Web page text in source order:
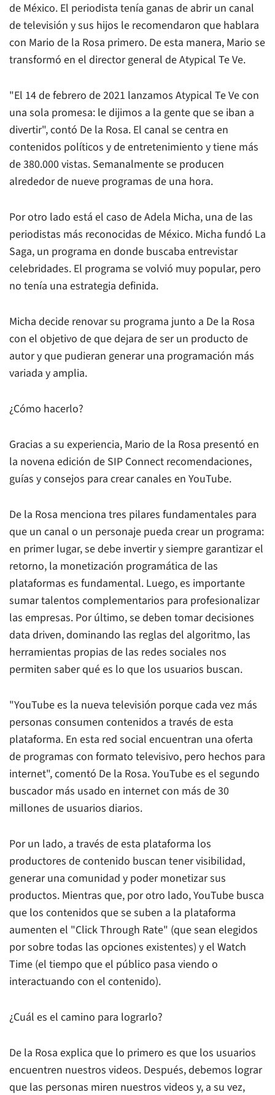
de México. El periodista tenía ganas de abrir un canal
de televisión y sus hijos le recomendaron que hablara
con Mario de la Rosa primero. De esta manera, Mario se
transformó en el director general de Atypical Te Ve.
"El 14 de febrero de 2021 lanzamos Atypical Te Ve con
una sola promesa: le dijimos a la gente que se iban a
divertir", contó De la Rosa. El canal se centra en
contenidos políticos y de entretenimiento y tiene más
de 380.000 vistas. Semanalmente se producen
alrededor de nueve programas de una hora.
Por otro lado está el caso de Adela Micha, una de las
periodistas más reconocidas de México. Micha fundó La
Saga, un programa en donde buscaba entrevistar
celebridades. El programa se volvió muy popular, pero
no tenía una estrategia definida.
Micha decide renovar su programa junto a De la Rosa
con el objetivo de que dejara de ser un producto de
autor y que pudieran generar una programación más
variada y amplia.
¿Cómo hacerlo?
Gracias a su experiencia, Mario de la Rosa presentó en
la novena edición de SIP Connect recomendaciones,
guías y consejos para crear canales en YouTube.
De la Rosa menciona tres pilares fundamentales para
que un canal o un personaje pueda crear un programa:
en primer lugar, se debe invertir y siempre garantizar el
retorno, la monetización programática de las
plataformas es fundamental. Luego, es importante
sumar talentos complementarios para profesionalizar
las empresas. Por último, se deben tomar decisiones
data driven, dominando las reglas del algoritmo, las
herramientas propias de las redes sociales nos
permiten saber qué es lo que los usuarios buscan.
"YouTube es la nueva televisión porque cada vez más
personas consumen contenidos a través de esta
plataforma. En esta red social encuentran una oferta
de programas con formato televisivo, pero hechos para
internet", comentó De la Rosa. YouTube es el segundo
buscador más usado en internet con más de 30
millones de usuarios diarios.
Por un lado, a través de esta plataforma los
productores de contenido buscan tener visibilidad,
generar una comunidad y poder monetizar sus
productos. Mientras que, por otro lado, YouTube busca
que los contenidos que se suben a la plataforma
aumenten el "Click Through Rate" (que sean elegidos
por sobre todas las opciones existentes) y el Watch
Time (el tiempo que el público pasa viendo o
interactuando con el contenido).
¿Cuál es el camino para lograrlo?
De la Rosa explica que lo primero es que los usuarios
encuentren nuestros videos. Después, debemos lograr
que las personas miren nuestros videos y, a su vez,